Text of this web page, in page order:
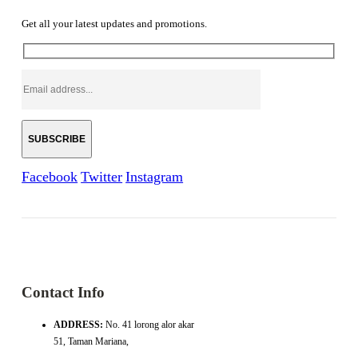
Get all your latest updates and promotions.
Facebook Twitter Instagram
Contact Info
ADDRESS: No. 41 lorong alor akar
51, Taman Mariana,